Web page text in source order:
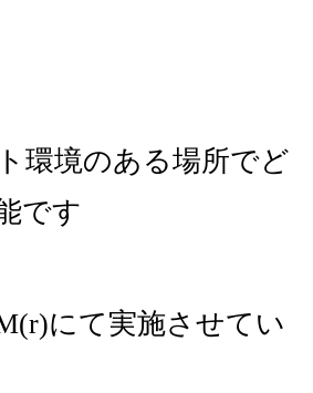
環境のある場所でど
です
にて実施させてい